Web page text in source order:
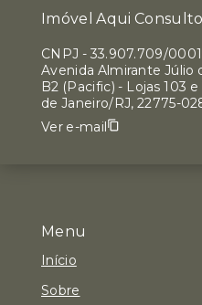
Menu
Início
Sobre
Imóvel Aqui
CNPJ - 33.907.709/
Avenida Almirante Júlio
B2 (Pacific) - Lojas 103
de Janeiro/RJ, 22775-
Ver e-mail